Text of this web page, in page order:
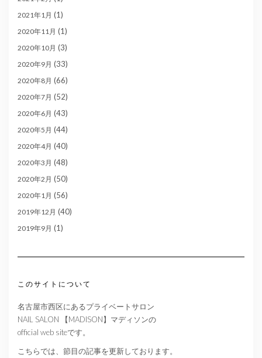
2021年1月 (1)
2020年11月 (1)
2020年10月 (3)
2020年9月 (33)
2020年8月 (66)
2020年7月 (52)
2020年6月 (43)
2020年5月 (44)
2020年4月 (40)
2020年3月 (48)
2020年2月 (50)
2020年1月 (56)
2019年12月 (40)
2019年9月 (1)
このサイトについて
名古屋市西区にあるプライベートサロン
NAIL SALON 【MADISON】マディソンの
official web siteです。
こちらでは、節目の記事を更新しております。